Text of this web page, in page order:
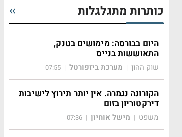
כותרות מתגלגלות
היום בבורסה: מימושים בטנק,
התאוששות בנייס
שוק ההון | מערכת ביזפורטל |
07:55
הקורונה נגמרה. אין יותר תירוץ לישיבות
דירקטוריון בזום
משפט | מישל אוחיון |
07:36